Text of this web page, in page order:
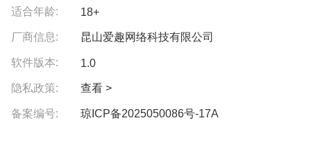
适合年龄: 18+
厂商信息: 昆山爱趣网络科技有限公司
软件版本: 1.0
隐私政策: 查看 >
备案编号: 琼ICP备2025050086号-17A